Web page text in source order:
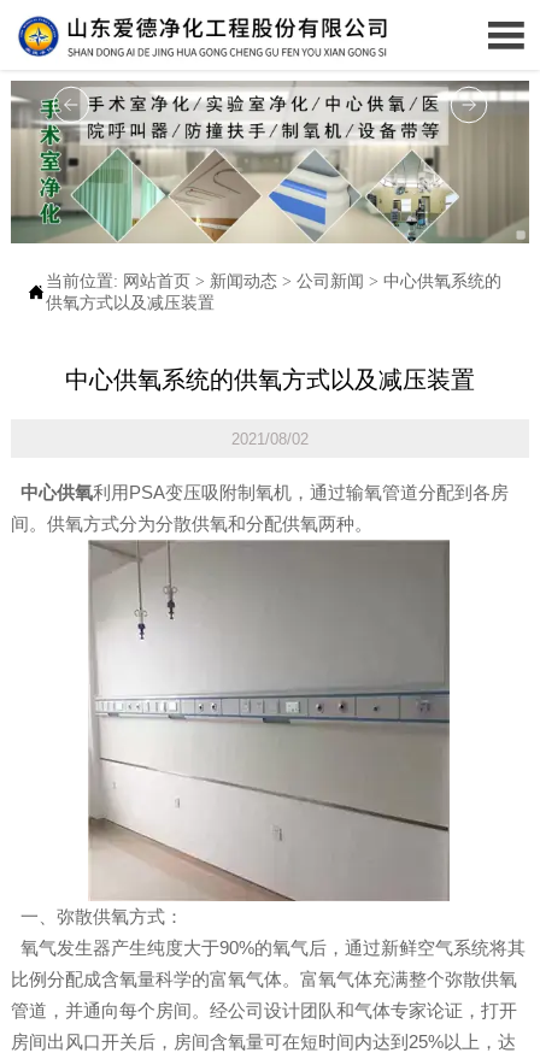


当前位置: 网站首页> 新闻动态> 公司新闻 > 中心供氧系统的
供氧方式以及减压装置
中心供氧系统的供氧方式以及减压装置
2021/08/02
中心供氧利用PSA变压吸附制氧机，通过输氧管道分配到各房
间。供氧方式分为分散供氧和分配供氧两种。
一、弥散供氧方式：
氧气发生器产生纯度大于90%的氧气后，通过新鲜空气系统将其
比例分配成含氧量科学的富氧气体。富氧气体充满整个弥散供氧
管道，并通向每个房间。经公司设计团队和气体专家论证，打开
房间出风口开关后，房间含氧量可在短时间内达到25%以上，达